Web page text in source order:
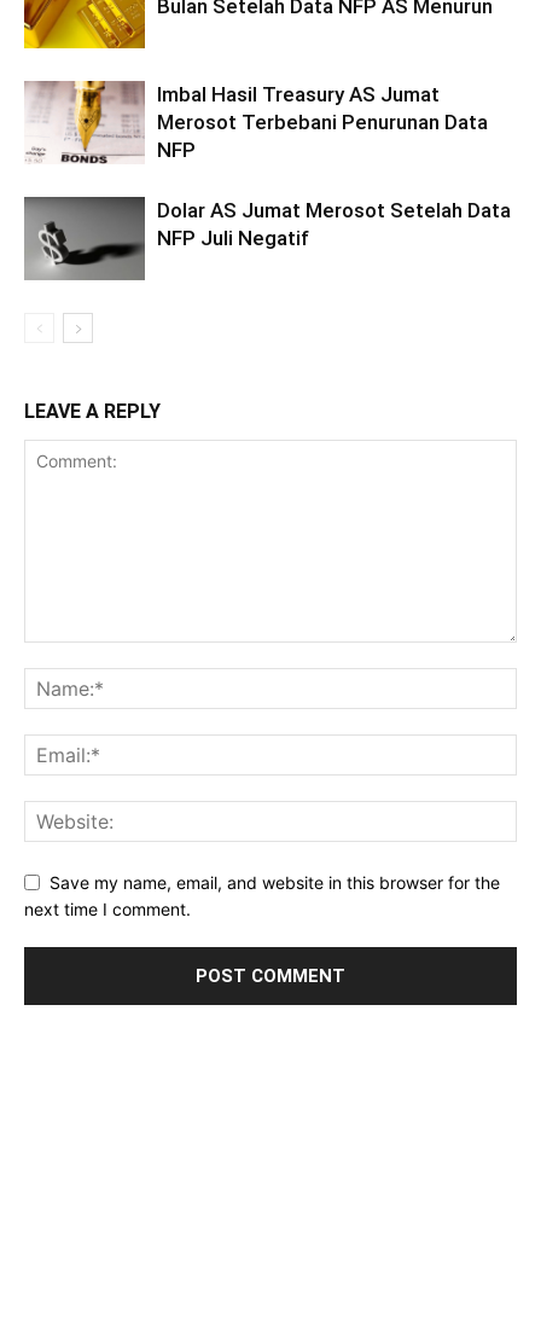
Bulan Setelah Data NFP AS Menurun
Imbal Hasil Treasury AS Jumat
Merosot Terbebani Penurunan Data
NFP
Dolar AS Jumat Merosot Setelah Data
NFP Juli Negatif
LEAVE A REPLY
Save my name, email, and website in this browser for the
next time I comment.